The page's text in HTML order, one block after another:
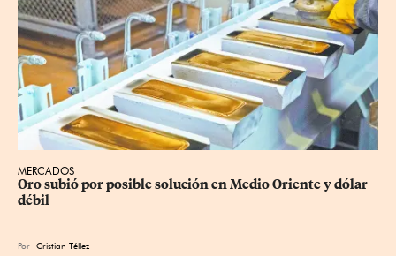
MERCADOS
Oro subió por posible solución en Medio Oriente y dólar
débil
Por Cristian Téllez